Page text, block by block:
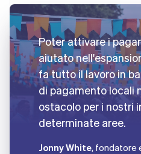
Poter attivare i
aiutato
fa tutto il lavoro in
di pagamento locali
ostacolo per i nostri
determinate aree.
Jonny White, fondatore